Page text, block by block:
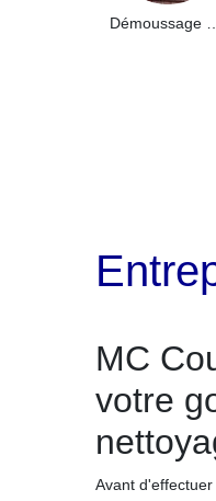
MC
votre
Avant